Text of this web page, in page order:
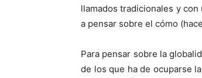
llamados tradicionales y
a pensar sobre el cómo
Para pensar sobre la
de los que ha de ocuparse